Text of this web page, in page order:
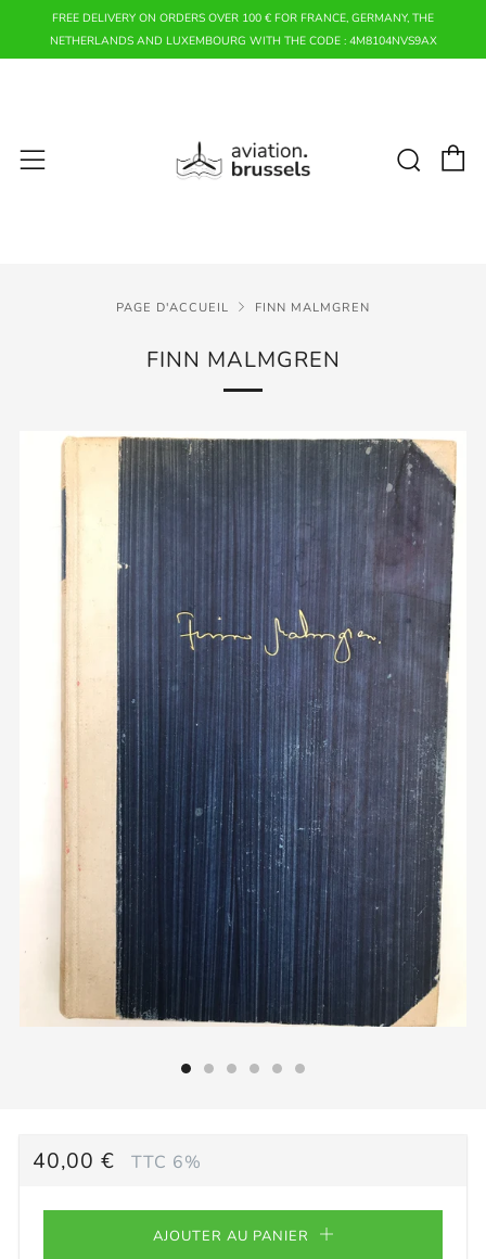
FREE DELIVERY ON ORDERS OVER 100 € FOR FRANCE, GERMANY, THE
NETHERLANDS AND LUXEMBOURG WITH THE CODE : 4M8104NVS9AX
Menu
PAGE D'ACCUEIL FINN MALMGREN
FINN MALMGREN
PRIX
40,00 € TTC 6%
AJOUTER AU PANIER